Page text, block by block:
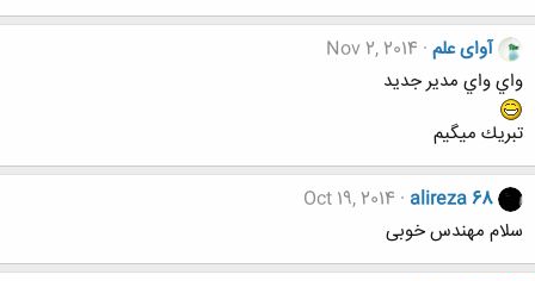
آوای علم Nov 2, 2014
واي واي مدير جديد
تبريك ميگيم
alireza 68
Oct 19, 2014
سلام مهندس خوبی